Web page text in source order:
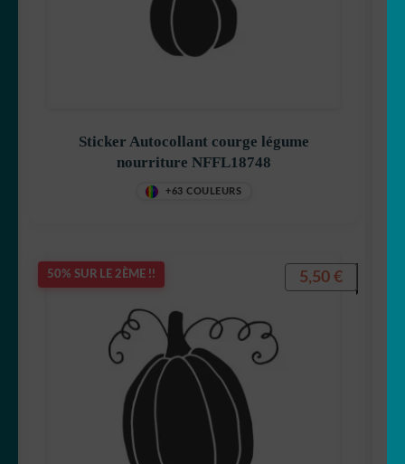
Sticker Autocollant courge légume
nourriture NFFL18748
+63 COULEURS
50% SUR LE 2ÈME !! 5,50 €